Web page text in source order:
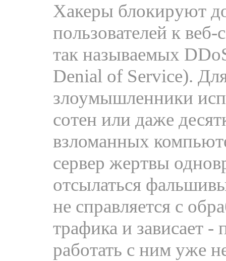
Хакеры блокируют
пользователей к
так называемых
Denial of Service).
злоумышленники
сотен или даже
взломанных
сервер жертвы
отсылаться
не справляется с
трафика и зависает -
работать с ним уже